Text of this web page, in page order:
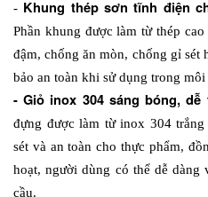
-
Phần khung được làm từ thép
đậm, chống ăn mòn, chống gỉ sét
bảo an toàn khi sử dụng trong
- Giỏ inox 304 sáng bóng,
đựng được làm từ inox 304
sét và an toàn cho thực phẩm,
hoạt, người dùng có thể dễ dàng
cầu.